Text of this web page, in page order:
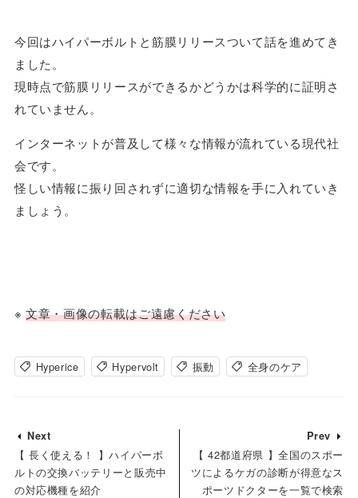
今回はハイパーボルトと筋膜リリースついて話を進めてき
ました。
現時点で筋膜リリースができるかどうかは科学的に証明さ
れていません。
インターネットが普及して様々な情報が流れている現代社
会です。
怪しい情報に振り回されずに適切な情報を手に入れていき
ましょう。
※文章・画像の転載はご遠慮ください
Hyperice Hypervolt 振動 全身のケア
Next
【 長く使える！ 】ハイパーボ
ルトの交換バッテリーと販売中
の対応機種を紹介
Prev
【 42都道府県 】全国のスポー
ツによるケガの診断が得意なス
ポーツドクターを一覧で検索